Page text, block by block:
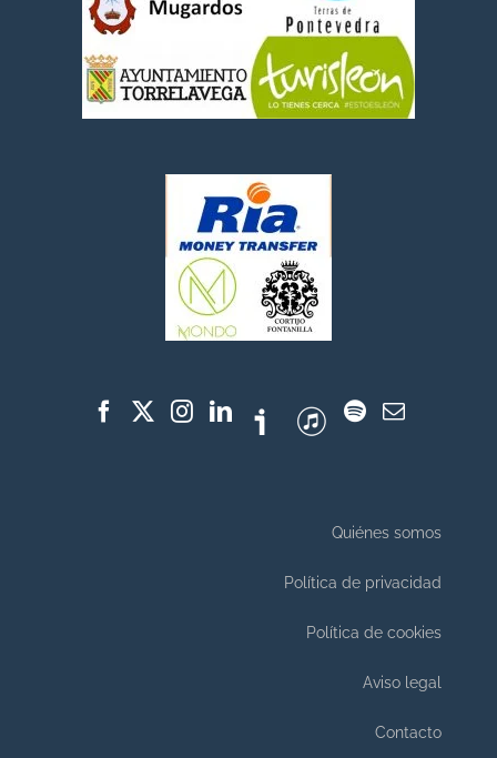
Quiénes somos
Política de privacidad
Política de cookies
Aviso legal
Contacto